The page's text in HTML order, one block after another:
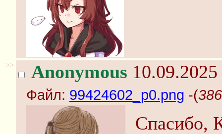
>> Anonymous
Файл: 99424602_p0.png -(
Спасибо,